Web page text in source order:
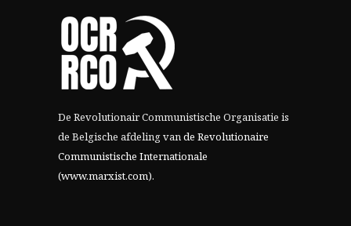
De Revolutionair Communistische Organisatie is
de Belgische afdeling vande Revolutionaire
Communistische Internationale
(www.marxist.com).